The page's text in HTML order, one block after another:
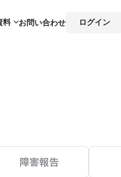
料 お問い合わせ ログイン
障害報告